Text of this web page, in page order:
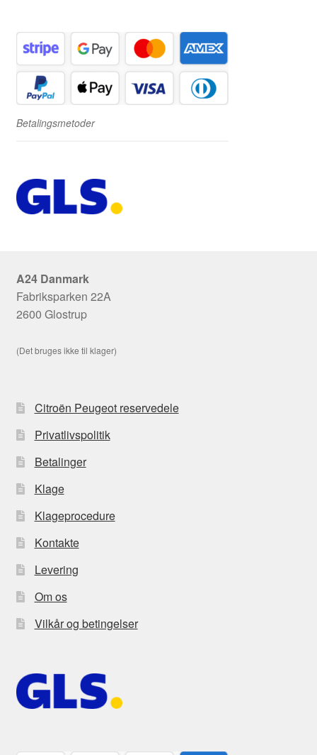
Betalingsmetoder
A24 Danmark
Fabriksparken 22A
2600 Glostrup
(Det bruges ikke til klager)
Citroën Peugeot reservedele
Privatlivspolitik
Betalinger
Klage
Klageprocedure
Kontakte
Levering
Om os
Vilkår og betingelser